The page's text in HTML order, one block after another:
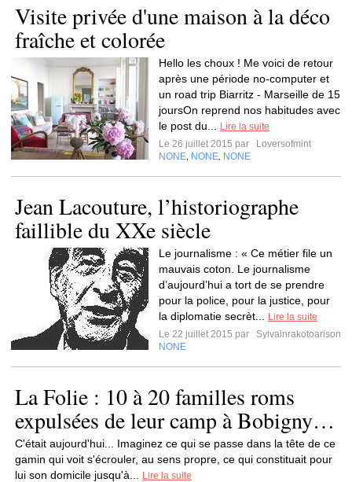
Visite privée d'une maison à la déco
fraîche et colorée
Hello les choux ! Me voici de retour
après une période no-computer et
un road trip Biarritz - Marseille de 15
joursOn reprend nos habitudes avec
le post du...
Lire la suite
Le 26 juillet 2015 par
Loversofmint
NONE NONE NONE
Jean Lacouture, l’historiographe
faillible du XXe siècle
Le journalisme : « Ce métier file un
mauvais coton. Le journalisme
d’aujourd’hui a tort de se prendre
pour la police, pour la justice, pour
la diplomatie secrèt...
Lire la suite
Le 22 juillet 2015 par
Sylvainrakotoarison
NONE
La Folie : 10 à 20 familles roms
expulsées de leur camp à Bobigny…
C'était aujourd'hui... Imaginez ce qui se passe dans la tête de ce
gamin qui voit s'écrouler, au sens propre, ce qui constituait pour
lui son domicile jusqu'à...
Lire la suite